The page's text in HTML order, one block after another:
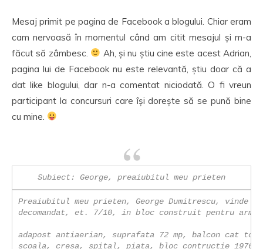
Mesaj primit pe pagina de Facebook a blogului. Chiar eram
cam nervoasă în momentul când am citit mesajul și m-a
făcut să zâmbesc.
Ah, și nu știu cine este acest Adrian,
pagina lui de Facebook nu este relevantă, știu doar că a
dat like blogului, dar n-a comentat niciodată. O fi vreun
participant la concursuri care își dorește să se pună bine
cu mine.
Subiect: George, preaiubitul meu prieten
Preaiubitul meu prieten, George Dumitrescu, vinde
decomandat, et. 7/10, in bloc construit pentru
adapost antiaerian, suprafata 72 mp, balcon cat
scoala, cresa, spital, piata, bloc contructie